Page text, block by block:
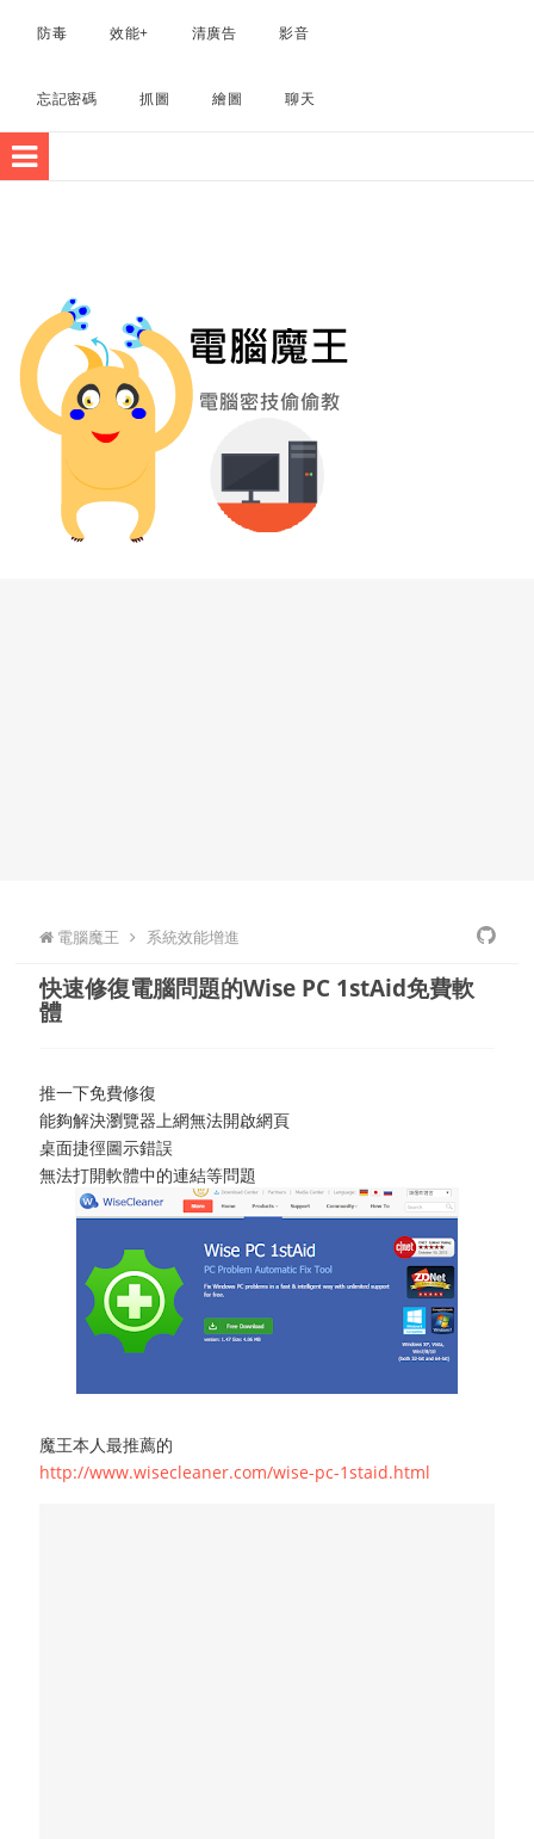
防毒 效能+ 清廣告 影音
忘記密碼 抓圖 繪圖 聊天
電腦魔王 系統效能增進
快速修復電腦問題的Wise PC 1stAid免費軟
體
推一下免費修復
能夠解決瀏覽器上網無法開啟網頁
桌面捷徑圖示錯誤
無法打開軟體中的連結等問題
魔王本人最推薦的
http://www.wisecleaner.com/wise-pc-1staid.html